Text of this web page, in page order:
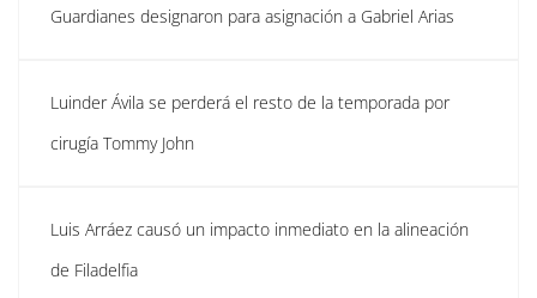
Guardianes designaron para asignación a Gabriel Arias
Luinder Ávila se perderá el resto de la temporada por
cirugía Tommy John
Luis Arráez causó un impacto inmediato en la alineación
de Filadelfia